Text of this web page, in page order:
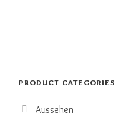
PRODUCT CATEGORIES
Aussehen